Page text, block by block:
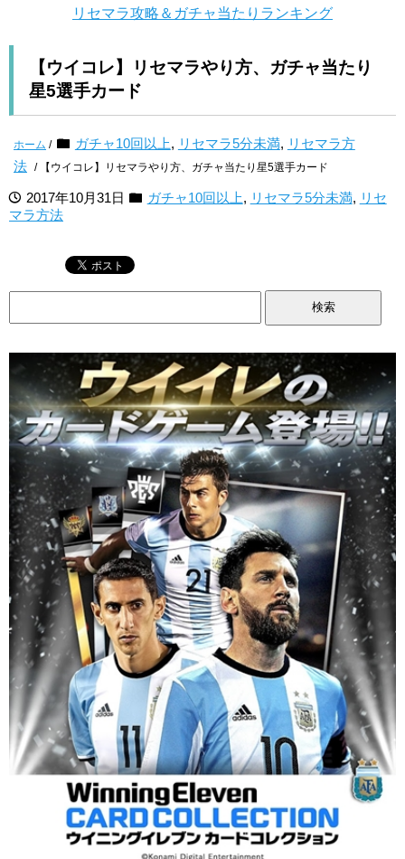
リセマラ攻略＆ガチャ当たりランキング
【ウイコレ】リセマラやり方、ガチャ当たり
星5選手カード
ホーム / ガチャ10回以上, リセマラ5分未満, リセマラ方
法 / 【ウイコレ】リセマラやり方、ガチャ当たり星5選手カード
2017年10月31日 ガチャ10回以上, リセマラ5分未満, リセ
マラ方法